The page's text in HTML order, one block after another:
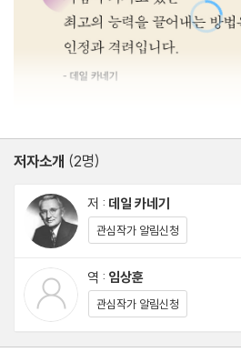
** 3부 사람들을 설득하는 12가지 방법
1. 논쟁을 피하라
2. 적을 만드는 확실한 방법과 그 예방법
4. 다른 사람의 마음을 얻는 확실한 방법
5. 소크라테스의 비결
6. 불평을 처리하는 안전밸브
7. 협조를 얻는 방법
8. 기적을 만드는 공식
9. 모든 사람이 원하는 것
10. 모든 사람들이 좋아하는 호소
11. 영화도 하고, 라디오도 하는 일
저자소개 (2명)
저 : 데일 카네기
관심작가 알림신청
역 : 임상훈
관심작가 알림신청